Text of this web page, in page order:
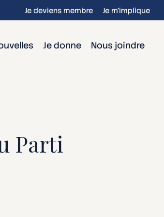
Je deviens membre Je m’implique
Je donne Nous joindre
Parti